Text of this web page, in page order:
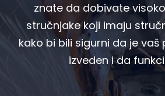
znate da dobivate
stručnjake koji imaju
kako bi bili sigurni da je vaš
izveden i da